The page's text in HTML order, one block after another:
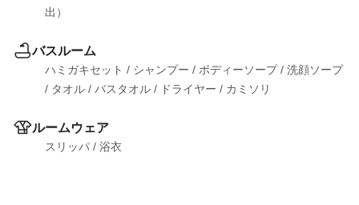
出）
バスルーム
ハミガキセット / シャンプー / ボディーソープ / 洗顔ソープ
/ タオル / バスタオル / ドライヤー / カミソリ
ルームウェア
スリッパ / 浴衣